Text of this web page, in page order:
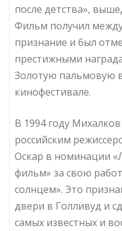
после детства»,
Фильм получил
признание и был
престижными
Золотую пальмовую
кинофестивале.
В 1994 году
российским
Оскар в номинации
фильм» за свою
солнцем». Это
двери в Голливуд и
самых известных и